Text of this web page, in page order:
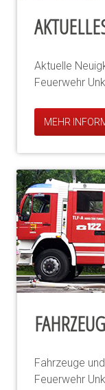
Aktuelle
Feuerwehr
MEHR
Fahrzeuge
Feuerwehr